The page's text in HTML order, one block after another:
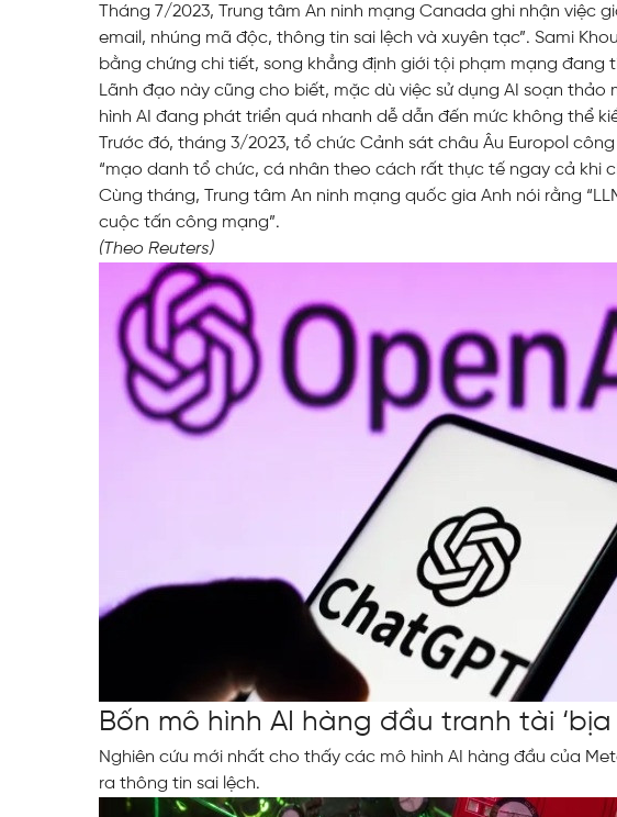
Tháng 7/2023, Trung tâm An ninh mạng Canada ghi nhận việc
email, nhúng mã độc, thông tin sai lệch và xuyên tạc”. Sami
bằng chứng chi tiết, song khẳng định giới tội phạm mạng đang
Lãnh đạo này cũng cho biết, mặc dù việc sử dụng AI soạn
hình AI đang phát triển quá nhanh dễ dẫn đến mức không thể
Trước đó, tháng 3/2023, tổ chức Cảnh sát châu Âu Europol
“mạo danh tổ chức, cá nhân theo cách rất thực tế ngay cả khi
Cùng tháng, Trung tâm An ninh mạng quốc gia Anh nói rằng
cuộc tấn công mạng”.
(Theo Reuters)
Bốn mô hình AI hàng đầu tranh tài ‘bịa
Nghiên cứu mới nhất cho thấy các mô hình AI hàng đầu của
ra thông tin sai lệch.